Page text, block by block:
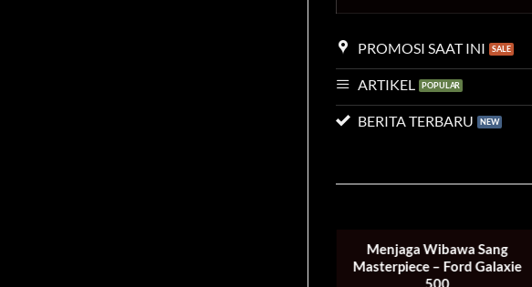
PROMOSI SAAT INI
ARTIKEL
BERITA TERBARU
Menjaga Wibawa Sang
Masterpiece – Ford Galaxie
500